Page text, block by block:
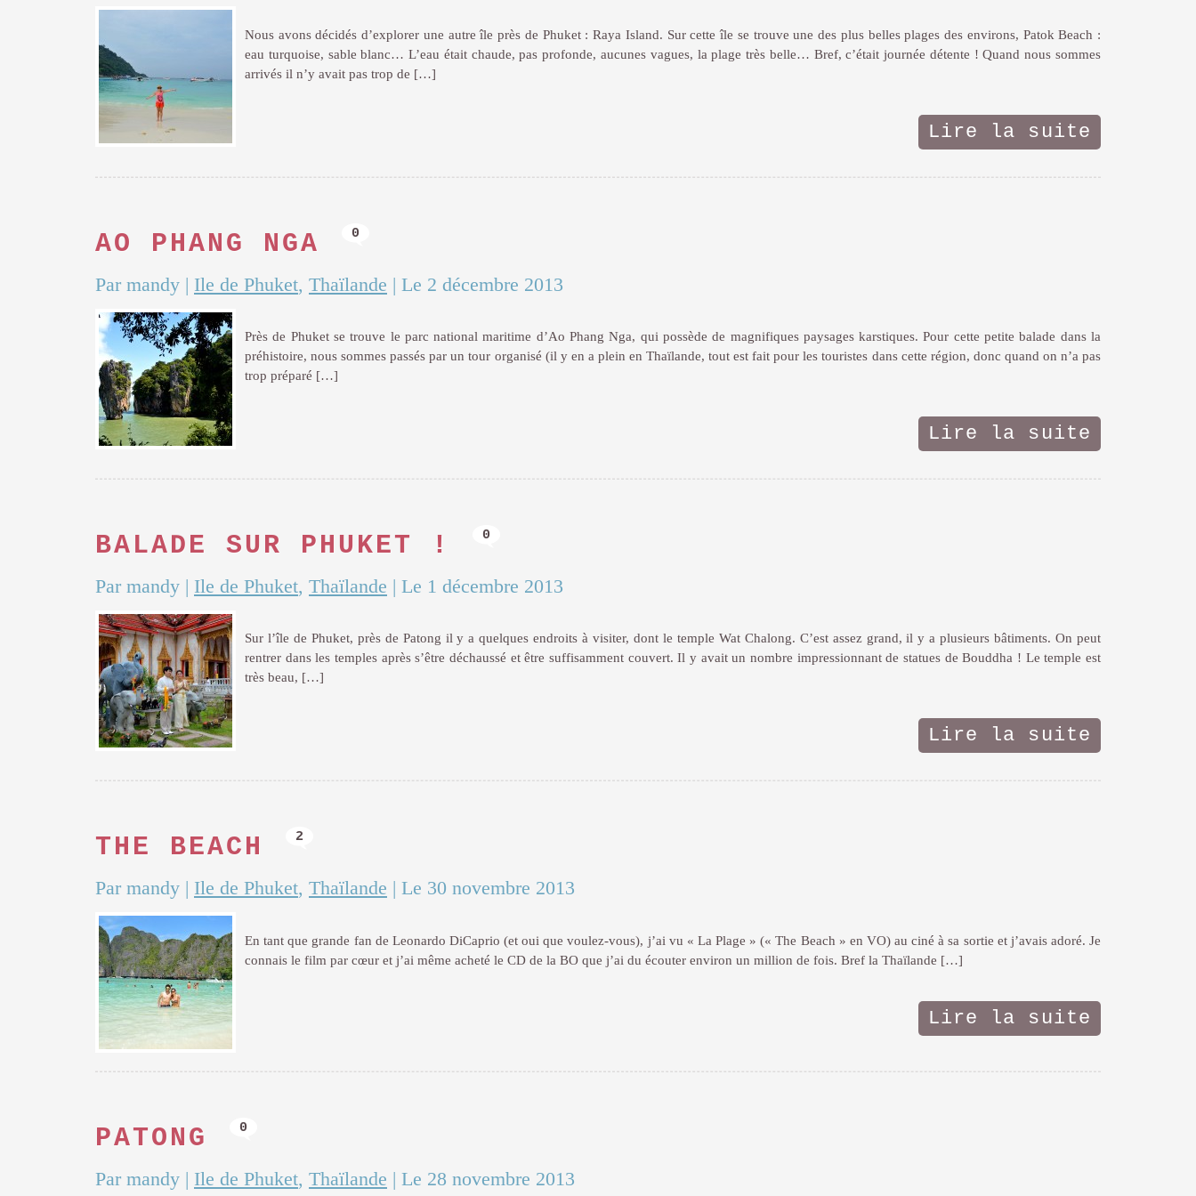
Nous avons décidés d’explorer une autre île près de Phuket : Raya Island. Sur cette île se trouve une des plus belles plages des environs, Patok Beach :
eau turquoise, sable blanc… L’eau était chaude, pas profonde, aucunes vagues, la plage très belle… Bref, c’était journée détente ! Quand nous sommes
arrivés il n’y avait pas trop de […]
Lire la suite
AO PHANG NGA 0
Par mandy | Ile de Phuket, Thaïlande | Le 2 décembre 2013
Près de Phuket se trouve le parc national maritime d’Ao Phang Nga, qui possède de magnifiques paysages karstiques. Pour cette petite balade dans la
préhistoire, nous sommes passés par un tour organisé (il y en a plein en Thaïlande, tout est fait pour les touristes dans cette région, donc quand on n’a pas
trop préparé […]
Lire la suite
BALADE SUR PHUKET ! 0
Par mandy | Ile de Phuket, Thaïlande | Le 1 décembre 2013
Sur l’île de Phuket, près de Patong il y a quelques endroits à visiter, dont le temple Wat Chalong. C’est assez grand, il y a plusieurs bâtiments. On peut
rentrer dans les temples après s’être déchaussé et être suffisamment couvert. Il y avait un nombre impressionnant de statues de Bouddha ! Le temple est
très beau, […]
Lire la suite
THE BEACH 2
Par mandy | Ile de Phuket, Thaïlande | Le 30 novembre 2013
En tant que grande fan de Leonardo DiCaprio (et oui que voulez-vous), j’ai vu « La Plage » (« The Beach » en VO) au ciné à sa sortie et j’avais adoré. Je
connais le film par cœur et j’ai même acheté le CD de la BO que j’ai du écouter environ un million de fois. Bref la Thaïlande […]
Lire la suite
PATONG 0
Par mandy | Ile de Phuket, Thaïlande | Le 28 novembre 2013